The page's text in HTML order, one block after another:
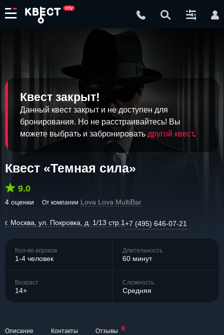
Квест закрыт!
Данный квест закрыт и не доступен для
бронирования. Но не расстраивайтесь! Вы
можете выбрать и забронировать другой квест.
Квест «Темная сила»
9.0
4 оценки От компании Lova Lova MultiBar
г. Москва, ул. Покровка, д. 1/13 стр.1+7 (495) 646-07-21
Кол-во игроков
1-4 человек
Длительность
60 минут
Возраст
14+
Сложность
Средняя
Описание Контакты Отзывы 6